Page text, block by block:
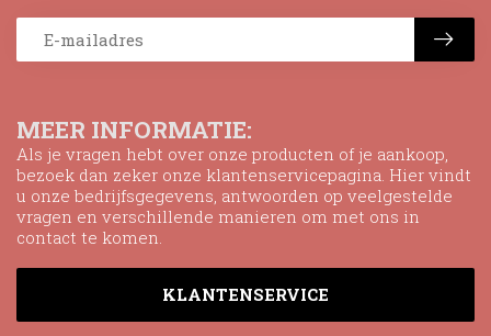
MEER INFORMATIE:
Als je vragen hebt over onze producten of je aankoop,
bezoek dan zeker onze klantenservicepagina. Hier vindt
u onze bedrijfsgegevens, antwoorden op veelgestelde
vragen en verschillende manieren om met ons in
contact te komen.
KLANTENSERVICE